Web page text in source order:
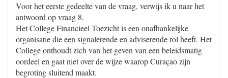
Voor het eerste gedeelte van de vraag, verwijs ik u naar het
antwoord op vraag 8.
Het College Financieel Toezicht is een onafhankelijke
organisatie die een signalerende en adviserende rol heeft. Het
College onthoudt zich van het geven van een beleidsmatig
oordeel en gaat niet over de wijze waarop Curaçao zijn
begroting sluitend maakt.